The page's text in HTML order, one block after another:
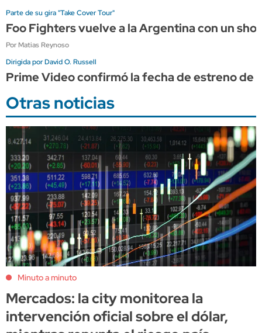
Parte de su gira "Take Cover Tour"
Foo Fighters vuelve a la Argentina con un
Por Matias Reynoso
Dirigida por David O. Russell
Prime Video confirmó la fecha de estreno de
Otras noticias
Minuto a minuto
Mercados: la city monitorea la
intervención oficial sobre el dólar,